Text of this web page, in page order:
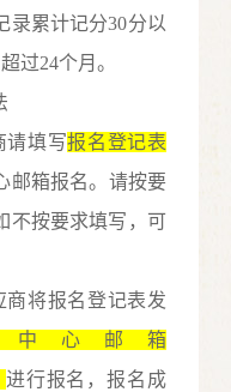
录累计记分30分以
过24个月。
请填写报名登记表
邮箱报名。请按要
不按要求填写，可
商将报名登记表发
中心 邮箱
进行报名，报名成